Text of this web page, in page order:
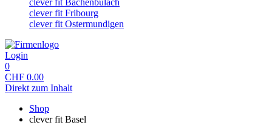
clever fit Bachenbülach
clever fit Fribourg
clever fit Ostermundigen
Login
0
CHF 0.00
Direkt zum Inhalt
Shop
clever fit Basel